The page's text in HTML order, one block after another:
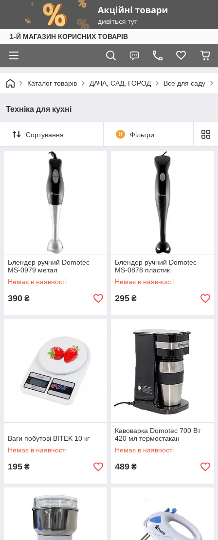
1-Й МАГАЗИН КОРИСНИХ ТОВАРІВ
Каталог товарів ДАЧА, САД, ГОРОД Все для саду
Техніка для кухні
Сортування 0 Фільтри
Блендер ручний Domotec
MS-0979 метал
Немає в наявності
390 ₴
Блендер ручний Domotec
MS-0878 пластик
Немає в наявності
295 ₴
Ваги побутові BITEK 10 кг
Немає в наявності
195 ₴
Кавоварка Domotec 700 Вт
420 мл термостакан
Немає в наявності
489 ₴